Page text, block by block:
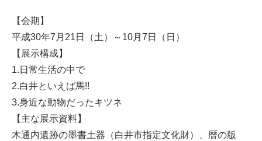
【会期】
平成30年7月21日（土）～10月7日（日）
【展示構成】
1.日常生活の中で
2.白井といえば馬!!
3.身近な動物だったキツネ
【主な展示資料】
木通内遺跡の墨書土器（白井市指定文化財）、暦の版